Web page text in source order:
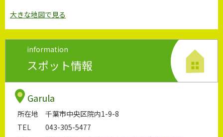
大きな地図で見る
information
スポット情報
Garula
所在地
千葉市中央区院内1-9-8
TEL
043-305-5477